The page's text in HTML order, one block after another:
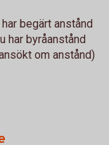
begärt anstånd
har byråanstånd
om anstånd)